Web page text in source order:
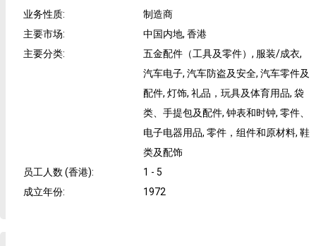
业务性质:
制造商
主要市场:
中国内地, 香港
主要分类:
五金配件（工具及零件）, 服装/成衣,
汽车电子, 汽车防盗及安全, 汽车零件及
配件, 灯饰, 礼品，玩具及体育用品, 袋
类、手提包及配件, 钟表和时钟, 零件、
电子电器用品, 零件，组件和原材料, 鞋
类及配饰
员工人数 (香港):
1 - 5
成立年份: 1972